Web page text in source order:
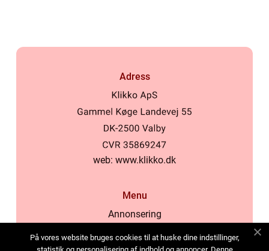
Adress
web: www.klikko.dk
Menu
Annonsering
Cookies
På vores website bruges cookies til at huske dine indstillinger,